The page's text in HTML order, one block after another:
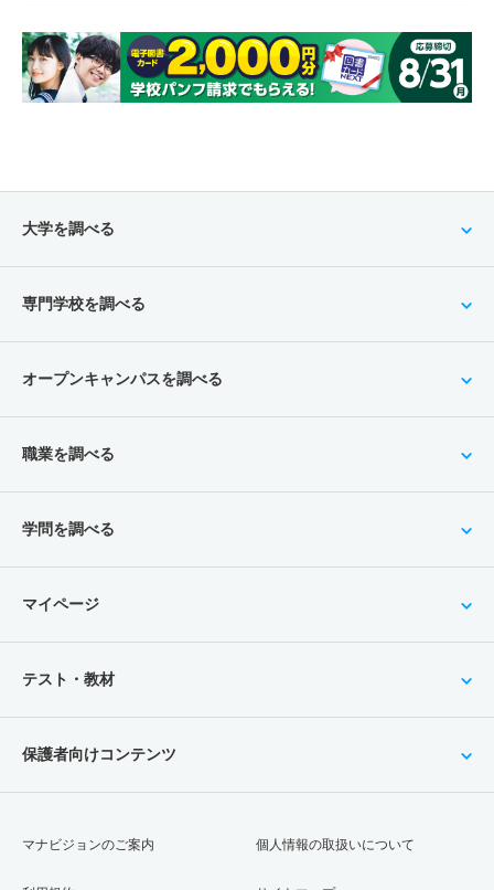
大学を調べる
専門学校を調べる
オープンキャンパスを調べる
職業を調べる
学問を調べる
マイページ
テスト・教材
保護者向けコンテンツ
マナビジョンのご案内 個人情報の取扱いについて